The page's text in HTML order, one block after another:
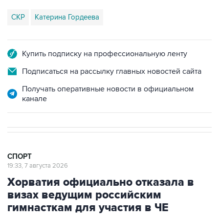
СКР Катерина Гордеева
Купить подписку на профессиональную ленту
Подписаться на рассылку главных новостей сайта
Получать оперативные новости в официальном
канале
СПОРТ
19:33, 7 августа 2026
Хорватия официально отказала в
визах ведущим российским
гимнасткам для участия в ЧЕ